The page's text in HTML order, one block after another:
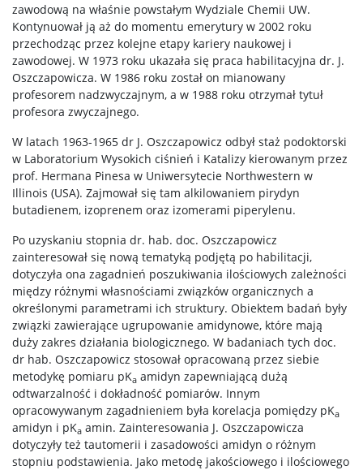
Stopnie i tytuły
Repozytorium „Dane Badawcze UW”
Serwis Naukowy UW
Baza publikacji
Nasze osiągnięcia
Popularyzacja
Spotkasz nas
Wykłady z ciekawej chemii
WChemii, czyli lab od podszewki
zawodową na właśnie powstałym Wydziale Chemii UW.
Kontynuował ją aż do momentu emerytury w 2002 roku
przechodząc przez kolejne etapy kariery naukowej i
zawodowej. W 1973 roku ukazała się praca habilitacyjna dr. J.
Oszczapowicza. W 1986 roku został on mianowany
profesorem nadzwyczajnym, a w 1988 roku otrzymał tytuł
profesora zwyczajnego.
W latach 1963-1965 dr J. Oszczapowicz odbył staż podoktorski
w Laboratorium Wysokich ciśnień i Katalizy kierowanym przez
prof. Hermana Pinesa w Uniwersytecie Northwestern w
Illinois (USA). Zajmował się tam alkilowaniem pirydyn
butadienem, izoprenem oraz izomerami piperylenu.
Po uzyskaniu stopnia dr. hab. doc. Oszczapowicz
zainteresował się nową tematyką podjętą po habilitacji,
dotyczyła ona zagad­nień poszukiwania ilościowych zależności
między różnymi własnościami związków organicznych a
określonymi parametrami ich struktury. Obiektem badań były
związki zawierające ugrupowanie amidynowe, które mają
duży zakres działania biologicznego. W badaniach tych doc.
dr hab. Oszczapowicz stosował opracowaną przez siebie
metodykę pomiaru pKa amidyn zapewniającą dużą
odtwarzalność i dokładność pomiarów. Innym
opracowywanym zagadnieniem była korelacja pomiędzy pKa
amidyn i pKa amin. Zainteresowania J. Oszczapowicza
dotyczyły też tautomerii i zasadowości amidyn o różnym
stopniu podstawienia. Jako metodę jakościowego i ilościowego